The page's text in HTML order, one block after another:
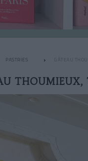
PASTRIES GÂTEAU
THOUMIEUX,